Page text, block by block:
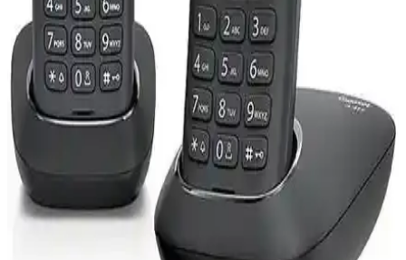
Samsung 1270 ve Samsung Aktif Kapaklı telefonların özellikleri,
kullanıcı yorumları ve karşılaştırmasıyla, en uygun tuşlu telefonu
seçmenize destek sağlar.
Hiking X11 ve Samsung B310 Karşılaştırması:
Hangi Cep Telefonu Sizin İçin Uygun
Hiking X11 ve Samsung B310 telefonlarının tasarım, pil ömrü ve
özelliklerini karşılaştırıyoruz. Doğa severler ve çok hatlı telefon
kullanıcıları için detaylı bilgiler burada.
Nokia 2730C ve Samsung B310 Karşılaştırması:
Özellikler ve Kullanıcı Yorumları